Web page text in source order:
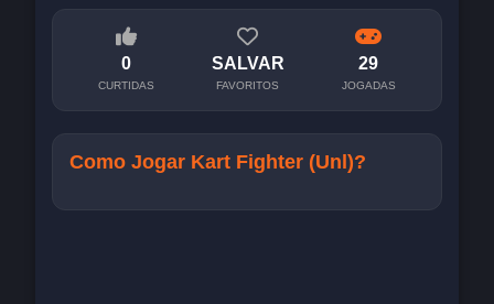
0
CURTIDAS
SALVAR
FAVORITOS
29
JOGADAS
Como Jogar Kart Fighter (Unl)?